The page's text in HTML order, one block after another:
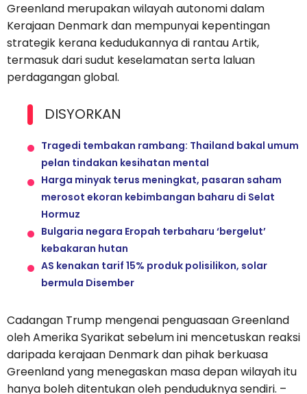
Greenland merupakan wilayah autonomi dalam
Kerajaan Denmark dan mempunyai kepentingan
strategik kerana kedudukannya di rantau Artik,
termasuk dari sudut keselamatan serta laluan
perdagangan global.
DISYORKAN
Tragedi tembakan rambang: Thailand bakal umum
pelan tindakan kesihatan mental
Harga minyak terus meningkat, pasaran saham
merosot ekoran kebimbangan baharu di Selat
Hormuz
Bulgaria negara Eropah terbaharu ‘bergelut’
kebakaran hutan
AS kenakan tarif 15% produk polisilikon, solar
bermula Disember
Cadangan Trump mengenai penguasaan Greenland
oleh Amerika Syarikat sebelum ini mencetuskan reaksi
daripada kerajaan Denmark dan pihak berkuasa
Greenland yang menegaskan masa depan wilayah itu
hanya boleh ditentukan oleh penduduknya sendiri. –